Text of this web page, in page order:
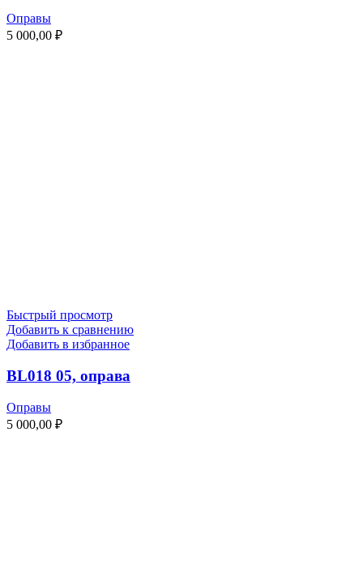
Оправы
5 000,00 ₽
Быстрый просмотр
Добавить к сравнению
Добавить в избранное
BL018 05, оправа
Оправы
5 000,00 ₽